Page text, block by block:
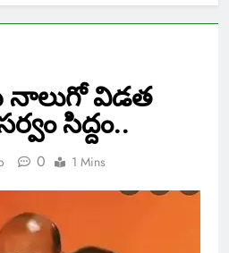
నాలుగో విడత
సిద్దం..
0 1 Mins